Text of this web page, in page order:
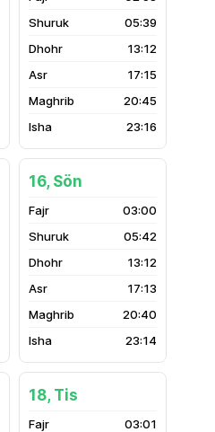
05:39
13:12
17:15
20:45
23:16
16, Sön
03:00
05:42
13:12
17:13
20:40
23:14
18, Tis
03:01